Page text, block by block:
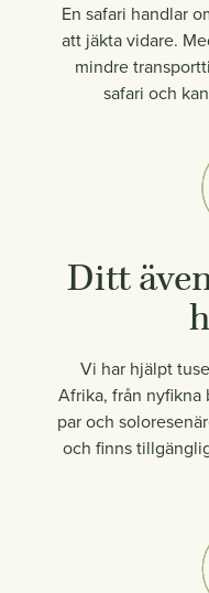
En safari handlar
att jäkta vidare.
mindre
safari och
Ditt
Vi har hjälpt
Afrika, från
par och
och finns